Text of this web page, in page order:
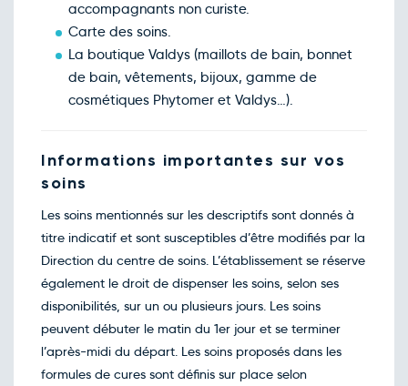
accompagnants non curiste.
Carte des soins.
La boutique Valdys (maillots de bain, bonnet
de bain, vêtements, bijoux, gamme de
cosmétiques Phytomer et Valdys…).
Informations importantes sur vos
soins
Les soins mentionnés sur les descriptifs sont donnés à
titre indicatif et sont susceptibles d’être modifiés par la
Direction du centre de soins. L’établissement se réserve
également le droit de dispenser les soins, selon ses
disponibilités, sur un ou plusieurs jours. Les soins
peuvent débuter le matin du 1er jour et se terminer
l’après-midi du départ. Les soins proposés dans les
formules de cures sont définis sur place selon